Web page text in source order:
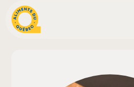
Aliments d'ici